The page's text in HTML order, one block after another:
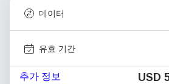
데이터
유효 기간
추가 정보 USD